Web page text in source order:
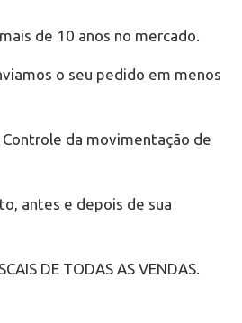
de 10 anos no mercado.
o seu pedido em menos
da movimentação de
antes e depois de sua
DE TODAS AS VENDAS.